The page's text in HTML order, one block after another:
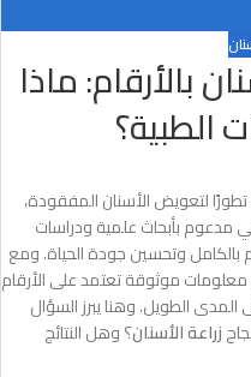
بالأرقام: ماذا
الطبية؟
تطورًا لتعويض الأسنان المفقودة،
مدعوم بأبحاث علمية ودراسات
وتحسين جودة الحياة. ومع
معلومات موثوقة تعتمد على الأرقام
المدى الطويل. وهنا يبرز السؤال
زراعة الأسنان؟ وهل النتائج